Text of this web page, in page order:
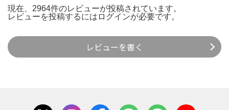
現在、2964件のレビューが投稿されています。
レビューを投稿するには ログインが必要です。
レビューを書く